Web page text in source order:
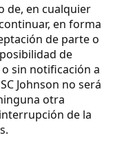
de, en cualquier
en forma
de parte o
de
sin notificación a
Johnson no será
otra
de la